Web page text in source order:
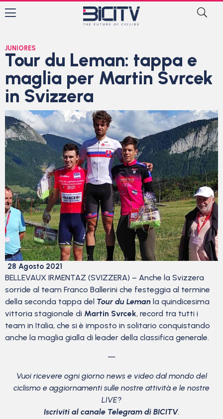
JUNIORES
Tour du Leman: tappa e
maglia per Martin Svrcek
in Svizzera
28 Agosto 2021
BELLEVAUX IRMENTAZ (SVIZZERA) – Anche la Svizzera
sorride al team Franco Ballerini che festeggia al termine
della seconda tappa del Tour du Leman la quindicesima
vittoria stagionale di Martin Svrcek, record tra tutti i
team in Italia, che si è imposto in solitario conquistando
anche la maglia gialla di leader della classifica generale.
—
Vuoi ricevere ogni giorno news e video dal mondo del
ciclismo e aggiornamenti sulle nostre attività e le nostre
LIVE?
Iscriviti al canale Telegram di BICITV.